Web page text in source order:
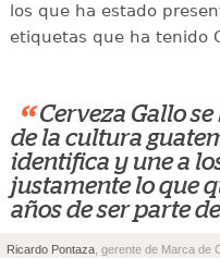
los que ha estado
etiquetas que ha tenido
“ Cerveza Gallo
de la cultura
identifica y une a
justamente lo que
años de ser parte
Ricardo Pontaza , gerente de Marca de